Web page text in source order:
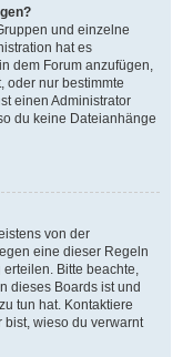
und einzelne
hat es
dem Forum anzufügen,
oder nur bestimmte
einen Administrator
du keine Dateianhänge
von der
eine dieser Regeln
Bitte beachte,
dieses Boards ist und
tun hat. Kontaktiere
bist, wieso du verwarnt